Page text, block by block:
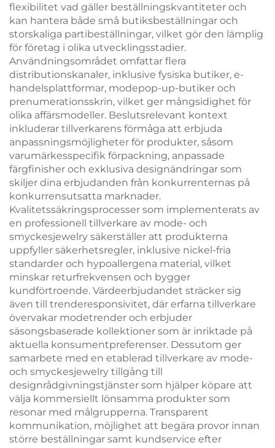
flexibilitet vad gäller beställningskvantiteter och
kan hantera både små butiksbeställningar och
storskaliga partibeställningar, vilket gör den lämplig
för företag i olika utvecklingsstadier.
Användningsområdet omfattar flera
distributionskanaler, inklusive fysiska butiker, e-
handelsplattformar, modepop-up-butiker och
prenumerationsskrin, vilket ger mångsidighet för
olika affärsmodeller. Beslutsrelevant kontext
inkluderar tillverkarens förmåga att erbjuda
anpassningsmöjligheter för produkter, såsom
varumärkesspecifik förpackning, anpassade
färgfinisher och exklusiva designändringar som
skiljer dina erbjudanden från konkurrenternas på
konkurrensutsatta marknader.
Kvalitetssäkringsprocesser som implementerats av
en professionell tillverkare av mode- och
smyckesjewelry säkerställer att produkterna
uppfyller säkerhetsregler, inklusive nickel-fria
standarder och hypoallergena material, vilket
minskar returfrekvensen och bygger
kundförtroende. Värdeerbjudandet sträcker sig
även till trenderesponsivitet, där erfarna tillverkare
övervakar modetrender och erbjuder
säsongsbaserade kollektioner som är inriktade på
aktuella konsumentpreferenser. Dessutom ger
samarbete med en etablerad tillverkare av mode-
och smyckesjewelry tillgång till
designrådgivningstjänster som hjälper köpare att
välja kommersiellt lönsamma produkter som
resonar med målgrupperna. Transparent
kommunikation, möjlighet att begära provor innan
större beställningar samt kundservice efter